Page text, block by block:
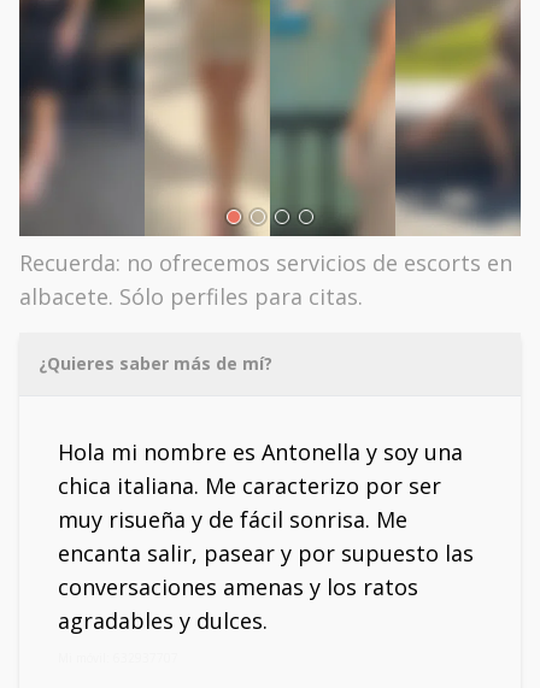
Recuerda: no ofrecemos servicios de escorts en
albacete. Sólo perfiles para citas.
¿Quieres saber más de mí?
Hola mi nombre es Antonella y soy una
chica italiana. Me caracterizo por ser
muy risueña y de fácil sonrisa. Me
encanta salir, pasear y por supuesto las
conversaciones amenas y los ratos
agradables y dulces.